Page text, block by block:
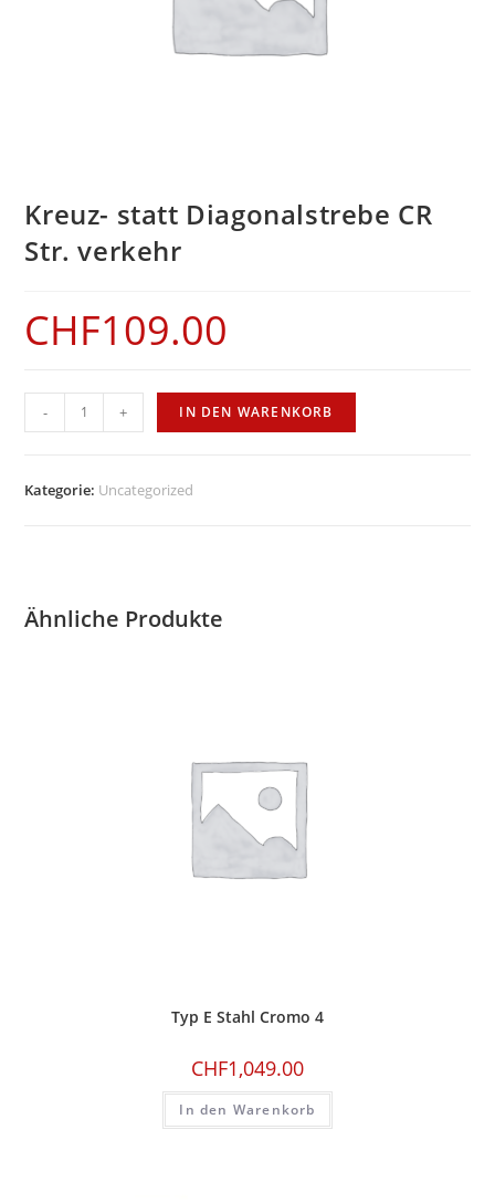
Kreuz- statt Diagonalstrebe CR
Str. verkehr
CHF109.00
statt
CR
- + IN DEN WARENKORB
Kategorie: Uncategorized
Ähnliche Produkte
Typ E Stahl Cromo 4
CHF1,049.00
In den Warenkorb